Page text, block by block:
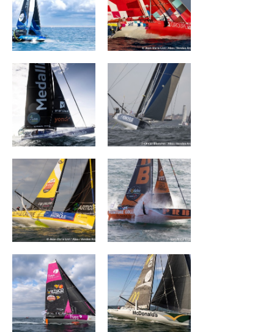
MEDALLIA
Monnoyeur - Duo
for a job
La Mie Câline PRB
FIVES GROUP –
LANTANA
DEVENIR